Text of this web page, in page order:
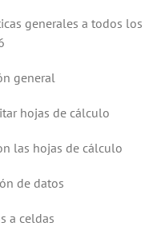
generales a todos
general
hojas de cálculo
las hojas de cálculo
de datos
a celdas